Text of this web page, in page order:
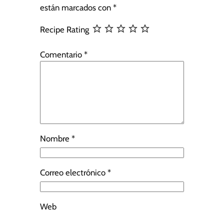
están marcados con *
Recipe Rating
Comentario *
Nombre *
Correo electrónico *
Web